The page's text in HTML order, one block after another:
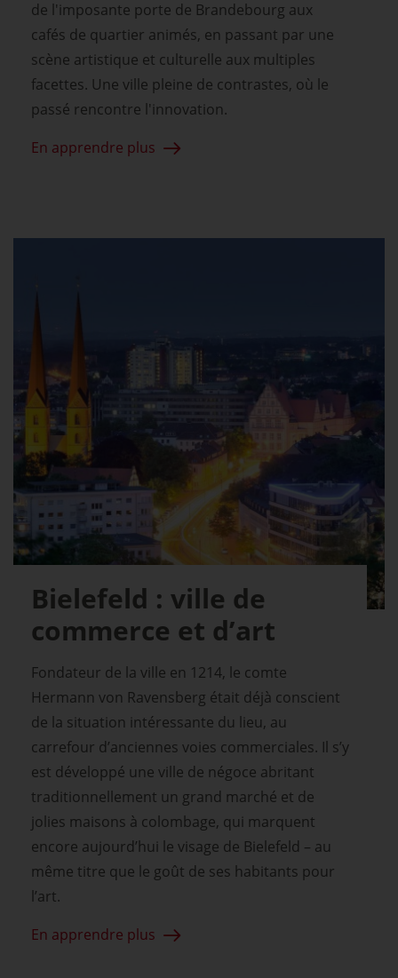
de l'imposante porte de Brandebourg aux
cafés de quartier animés, en passant par une
scène artistique et culturelle aux multiples
facettes. Une ville pleine de contrastes, où le
passé rencontre l'innovation.
En apprendre plus
Bielefeld : ville de
commerce et d’art
Fondateur de la ville en 1214, le comte
Hermann von Ravensberg était déjà conscient
de la situation intéressante du lieu, au
carrefour d’anciennes voies commerciales. Il s’y
est développé une ville de négoce abritant
traditionnellement un grand marché et de
jolies maisons à colombage, qui marquent
encore aujourd’hui le visage de Bielefeld – au
même titre que le goût de ses habitants pour
l’art.
En apprendre plus